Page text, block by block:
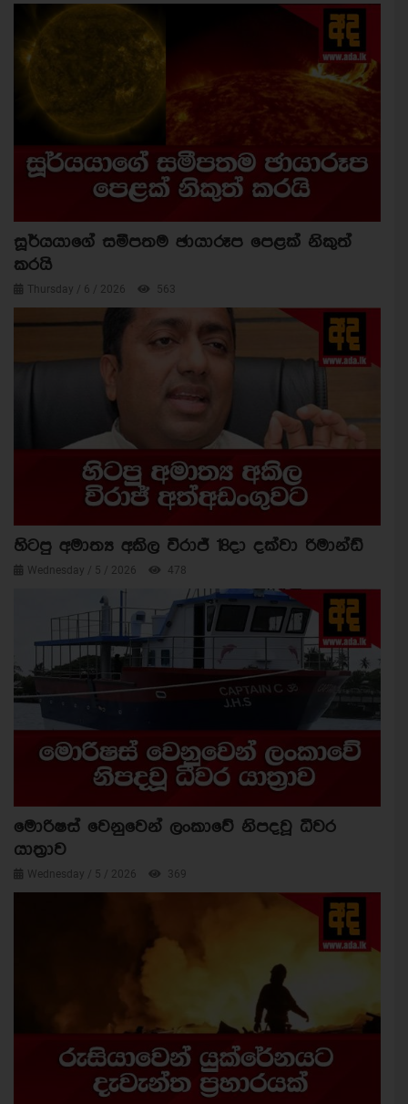
සූර්යයාගේ සමීපතම ඡායාරූප පෙළක් නිකුත්
කරයි
Thursday / 6 / 2026 563
හිටපු අමාත්‍ය අකිල විරාජ් 18දා දක්වා රිමාන්ඩ්
Wednesday / 5 / 2026 478
මොරිෂස් වෙනුවෙන් ලංකාවේ නිපදවූ ධීවර
යාත්‍රාව
Wednesday / 5 / 2026 369